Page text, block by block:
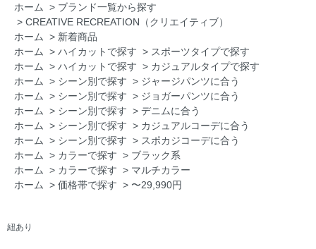
ホーム
> ブランド一覧から探す
> CREATIVE RECREATION（クリエイティブ）
ホーム
> 新着商品
ホーム
> ハイカットで探す > スポーツタイプで探す
ホーム
> ハイカットで探す > カジュアルタイプで探す
ホーム
> シーン別で探す > ジャージパンツに合う
ホーム
> シーン別で探す > ジョガーパンツに合う
ホーム
> シーン別で探す > デニムに合う
ホーム
> シーン別で探す > カジュアルコーデに合う
ホーム
> シーン別で探す > スポカジコーデに合う
ホーム
> カラーで探す > ブラック系
ホーム
> カラーで探す > マルチカラー
ホーム
> 価格帯で探す > 〜29,990円
紐あり